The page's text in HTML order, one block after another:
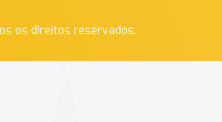
os direitos reservados.